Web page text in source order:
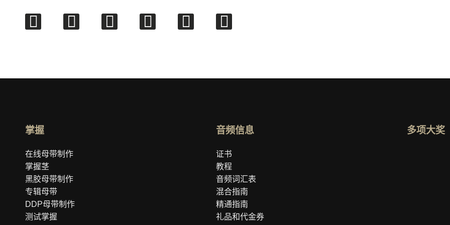
掌握
在线母带制作
掌握茎
黑胶母带制作
专辑母带
DDP母带制作
测试掌握
音频信息
证书
教程
音频词汇表
混合指南
精通指南
礼品和代金券
多项大奖